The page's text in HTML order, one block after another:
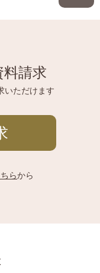
請求
いただけます
らから